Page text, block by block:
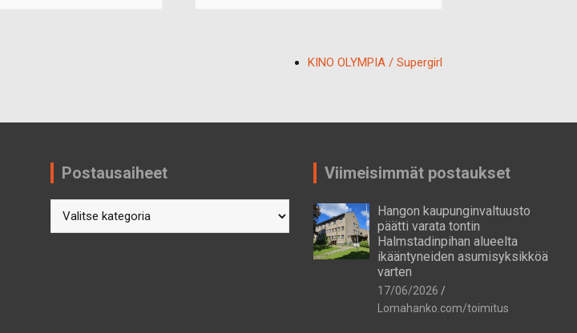
KINO OLYMPIA / Supergirl
Postausaiheet Viimeisimmät postaukset
Hangon kaupunginvaltuusto
päätti varata tontin
Halmstadinpihan alueelta
ikääntyneiden asumisyksikköä
varten
17/06/2026
Lomahanko.com/toimitus